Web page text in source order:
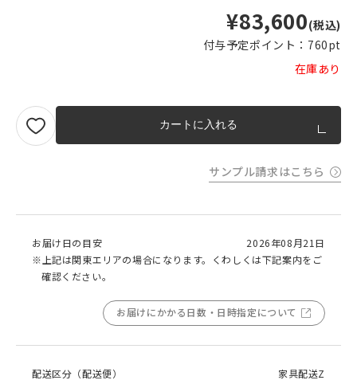
¥83,600(税込)
付与予定ポイント： 760pt
在庫あり
カートに入れる
サンプル請求はこちら
お届け日の目安
2026年08月21日
※上記は関東エリアの場合になります。くわしくは下記案内をご
確認ください。
お届けにかかる日数・日時指定について
配送区分（配送便）
家具配送Z